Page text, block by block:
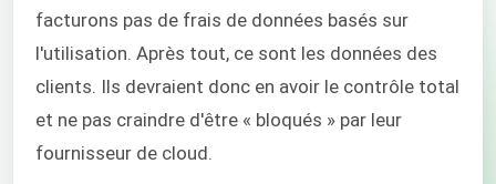
facturons pas de frais de données basés sur
l'utilisation. Après tout, ce sont les données des
clients. Ils devraient donc en avoir le contrôle total
et ne pas craindre d'être « bloqués » par leur
fournisseur de cloud.